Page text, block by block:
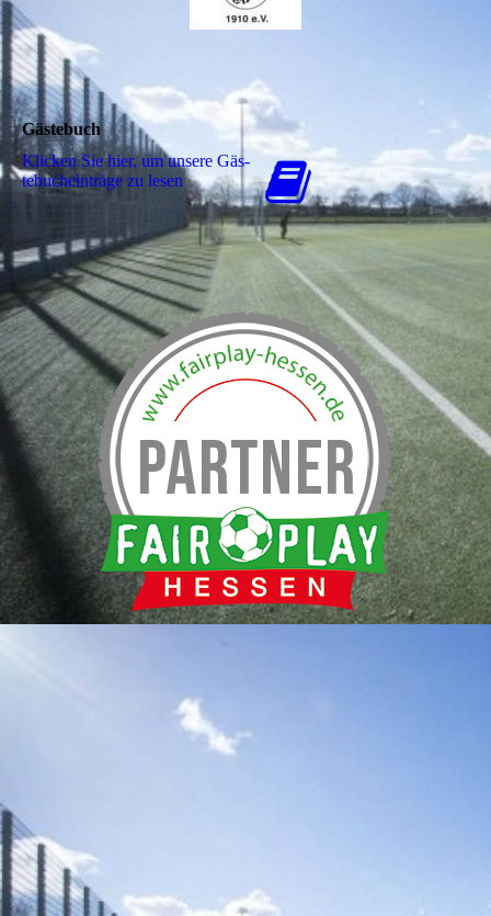
Gästebuch
Klicken Sie hier, um unsere Gäs­
te­buch­ein­trä­ge zu lesen